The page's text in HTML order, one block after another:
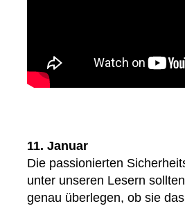
11. Januar
Die passionierten
unter unseren Lesern
genau überlegen, ob sie